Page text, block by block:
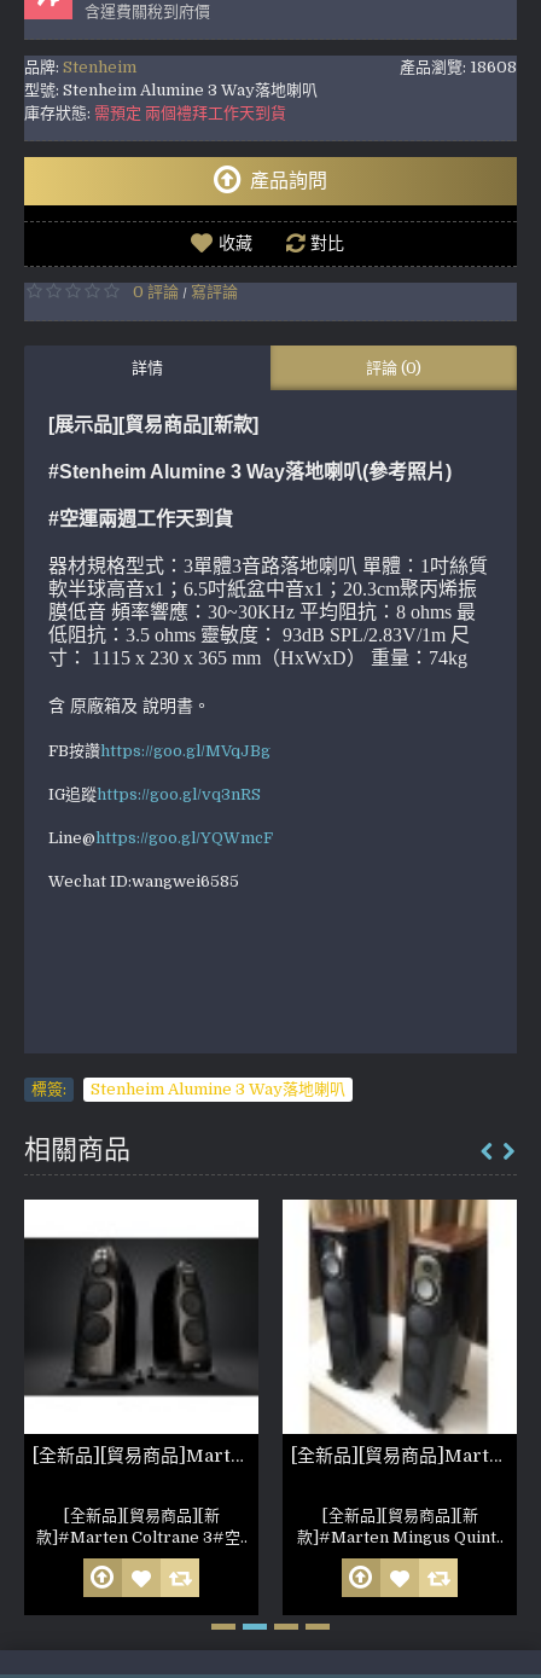
含運費關稅到府價
產品瀏覽: 18608
品牌: Stenheim
型號: Stenheim Alumine 3 Way落地喇叭
庫存狀態: 需預定 兩個禮拜工作天到貨
產品詢問
收藏 對比
0 評論 / 寫評論
詳情 評論 (0)
[展示品][貿易商品] [新款]
#Stenheim Alumine 3 Way落地喇叭(參考照片)
#空運兩週工作天到貨
器材規格型式：3單體3音路落地喇叭 單體：1吋絲質
軟半球高音x1；6.5吋紙盆中音x1；20.3cm聚丙烯振
膜低音 頻率響應：30~30KHz 平均阻抗：8 ohms 最
低阻抗：3.5 ohms 靈敏度： 93dB SPL/2.83V/1m 尺
寸： 1115 x 230 x 365 mm（HxWxD） 重量：74kg
含 原廠箱及 說明書。
FB按讚https://goo.gl/MVqJBg
IG追蹤https://goo.gl/vq3nRS
Line@https://goo.gl/YQWmcF
Wechat ID:wangwei6585
標簽: Stenheim Alumine 3 Way落地喇叭
相關商品
[全新品][貿易商品]Marten Coltrane 3
[全新品][貿易商品][新
款]#Marten Coltrane 3#空..
[全新品][貿易商品]Marten Mingus Quintet 落地喇叭
[全新品][貿易商品][新
款]#Marten Mingus Quint..